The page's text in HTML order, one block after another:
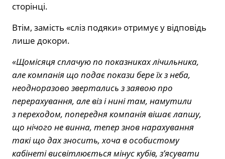
сторінці.
Втім, замість «сліз подяки» отримує у відповідь
лише докори.
«Щомісяця сплачую по показниках лічильника,
але компанія що подає покази бере їх з неба,
неодноразово звертались з заявою про
перерахування, але віз і нині там, намутили
з переходом, попередня компанія вішає лапшу,
що нічого не винна, тепер знов нарахування
такі що дах зносить, хоча в особистому
кабінеті висвітлюється мінус кубів, зʼясувати